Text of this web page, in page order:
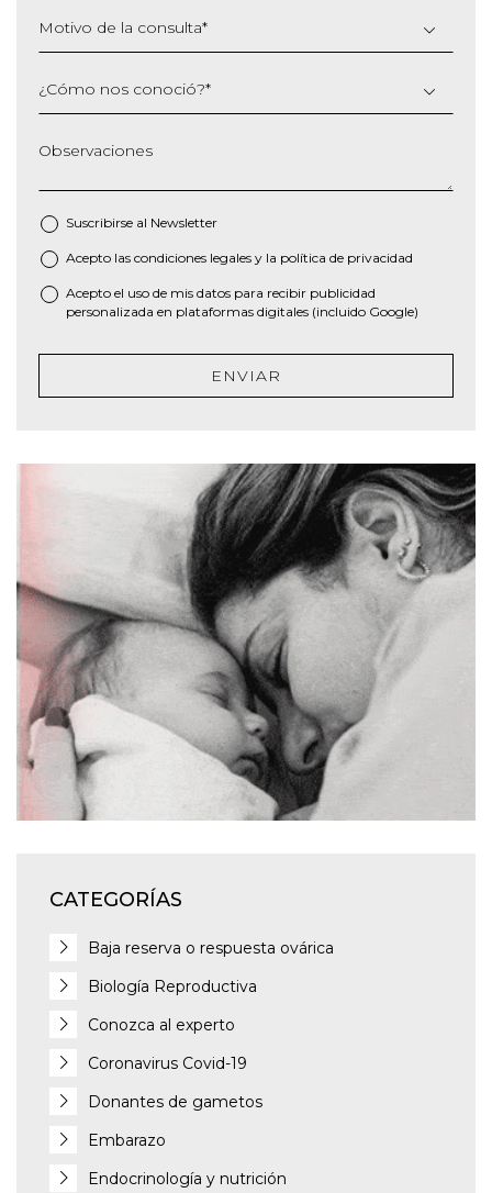
Motivo de la consulta*
¿Cómo nos conoció?*
Observaciones
Suscribirse al Newsletter
* Acepto las condiciones legales y la política de privacidad
Acepto el uso de mis datos para recibir publicidad
personalizada en plataformas digitales (incluido Google)
ENVIAR
CATEGORÍAS
Baja reserva o respuesta ovárica
Biología Reproductiva
Conozca al experto
Coronavirus Covid-19
Donantes de gametos
Embarazo
Endocrinología y nutrición